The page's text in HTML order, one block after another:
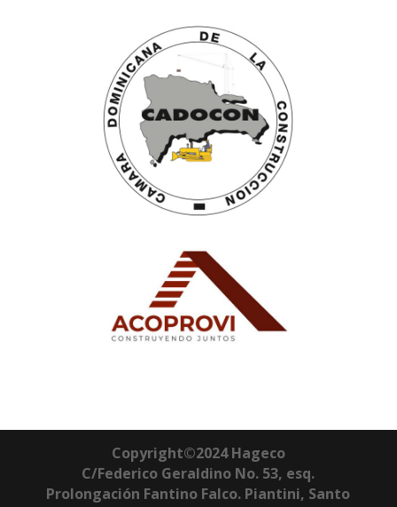
Copyright©2024 Hageco
C/Federico Geraldino No. 53, esq.
Prolongación Fantino Falco. Piantini, Santo